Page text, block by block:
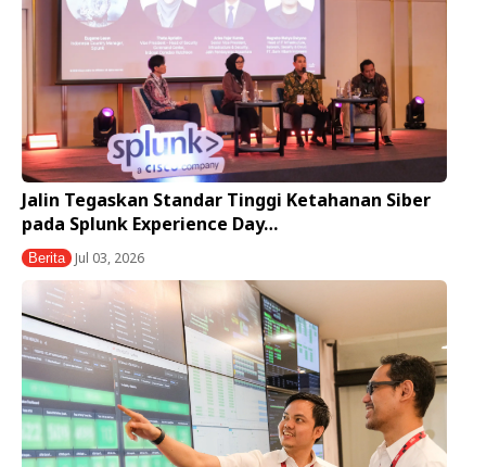
Jalin Tegaskan Standar Tinggi Ketahanan Siber
pada Splunk Experience Day…
Berita Jul 03, 2026